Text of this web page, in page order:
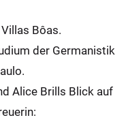
Bôas.
der Germanistik
Alice Brills Blick auf